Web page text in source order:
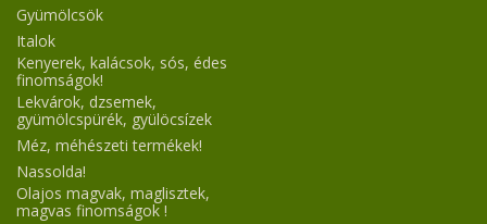
Gyümölcsök
Italok
Kenyerek, kalácsok, sós, édes
finomságok!
Lekvárok, dzsemek,
gyümölcspürék, gyülöcsízek
Méz, méhészeti termékek!
Nassolda!
Olajos magvak, maglisztek,
magvas finomságok !